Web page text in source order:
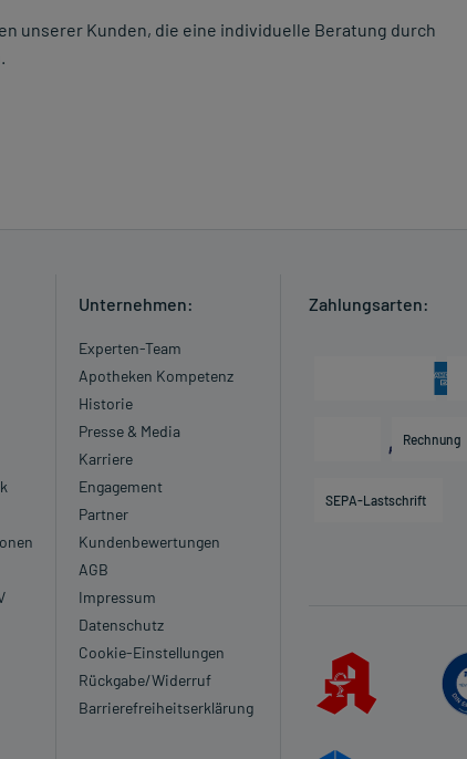
unserer Kunden, die eine individuelle Beratung durch
Unternehmen:
Experten-Team
Apotheken Kompetenz
Historie
Presse & Media
Karriere
Engagement
Partner
Kundenbewertungen
AGB
Impressum
Datenschutz
Cookie-Einstellungen
Rückgabe/Widerruf
Barrierefreiheitserklärung
Zahlungsarten:
Rechnung
SEPA-Lastschrift